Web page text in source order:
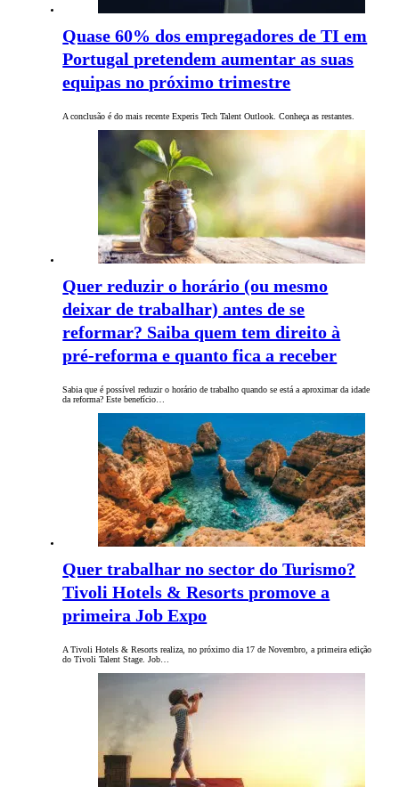
Quase 60% dos empregadores de TI em
Portugal pretendem aumentar as suas
equipas no próximo trimestre
A conclusão é do mais recente Experis Tech Talent Outlook. Conheça as restantes.
Quer reduzir o horário (ou mesmo
deixar de trabalhar) antes de se
reformar? Saiba quem tem direito à
pré-reforma e quanto fica a receber
Sabia que é possível reduzir o horário de trabalho quando se está a aproximar da idade
da reforma? Este benefício…
Quer trabalhar no sector do Turismo?
Tivoli Hotels & Resorts promove a
primeira Job Expo
A Tivoli Hotels & Resorts realiza, no próximo dia 17 de Novembro, a primeira edição
do Tivoli Talent Stage. Job…